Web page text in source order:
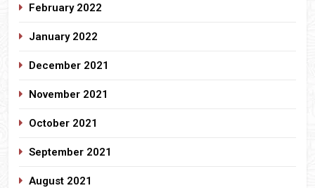
February 2022
January 2022
December 2021
November 2021
October 2021
September 2021
August 2021